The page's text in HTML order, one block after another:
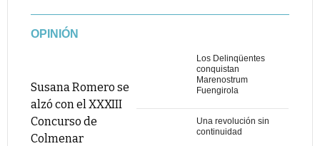
OPINIÓN
Susana Romero se
alzó con el XXXIII
Concurso de
Colmenar
Los Delinqüentes
conquistan
Marenostrum
Fuengirola
Una revolución sin
continuidad